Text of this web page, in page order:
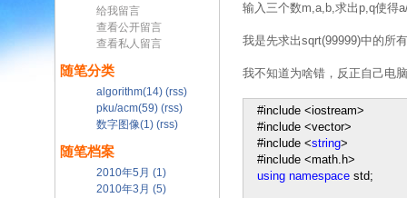
给我留言
查看公开留言
查看私人留言
随笔分类
algorithm(14) (rss)
pku/acm(59) (rss)
数字图像(1) (rss)
随笔档案
2010年5月 (1)
2010年3月 (5)
输入三个数m,a,b,求出p,q使得
我是先求出sqrt(99999)中的所
我不知道为啥错，反正自己电
#include <iostream>
#include <vector>
#include <string>
#include <math.h>
using namespace std;